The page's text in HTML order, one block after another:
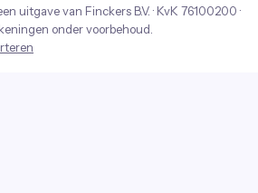
uitgave van Finckers B.V. · KvK 76100200 ·
onder voorbehoud.